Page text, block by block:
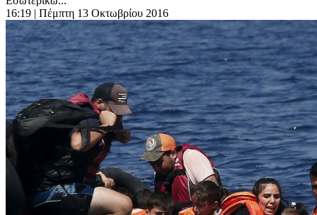
16:19 | Πέμπτη 13 Οκτωβρίου 2016